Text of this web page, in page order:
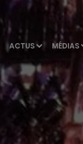
ACTUS MÉDIAS